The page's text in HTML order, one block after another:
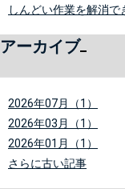
しんどい作業を解消で
アーカイブ
2026年07月（1）
2026年03月（1）
2026年01月（1）
さらに古い記事